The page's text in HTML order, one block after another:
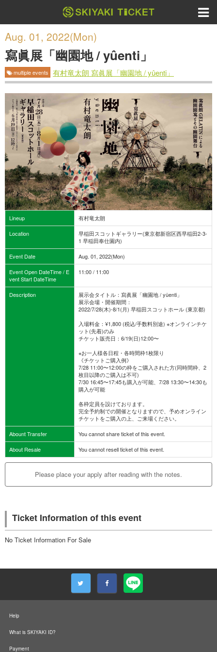
Aug. 01, 2022(Mon)
寫眞展「幽園地 / yûenti」
multiple events 有村竜太朗 寫眞展「幽園地 / yûenti」
Lineup
有村竜太朗
Location
早稲田スコットギャラリー(東京都新宿区西早稲田2-3-
1 早稲田奉仕園内)
Event Date
Aug. 01, 2022(Mon)
Event Open DateTime / E
vent Start DateTime
11:00 / 11:00
Description
展示会タイトル：寫眞展「幽園地 / yûenti」
展示会場・開催期間：
2022/7/28(木)-8/1(月) 早稲田スコットホール (東京都)
入場料金：¥1,800 (税込/手数料別途) ※オンラインチケ
ット(先着)のみ
チケット販売日：6/19(日)12:00〜
※お一人様各日程・各時間枠1枚限り
《チケットご購入例》
7/28 11:00〜12:00の枠をご購入された方(同時間枠、2
枚目以降のご購入は不可)
7/30 16:45〜17:45も購入が可能、7/28 13:30〜14:30も
購入が可能
各枠定員を設けております。
完全予約制での開催となりますので、予めオンライン
チケットをご購入の上、ご来場ください。
Abount Transfer
You cannot share ticket of this event.
About Resale
You cannot resell ticket of this event.
Please place your apply after reading with the notes.
Ticket Information of this event
No Ticket Information For Sale
Help
What is SKIYAKI ID?
Payment